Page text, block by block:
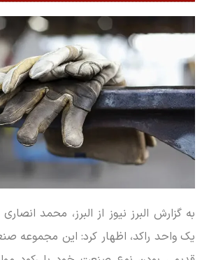
به گزارش البرز نیوز از البرز، محمد
یک واحد راکد، اظهار کرد: این مجموعه